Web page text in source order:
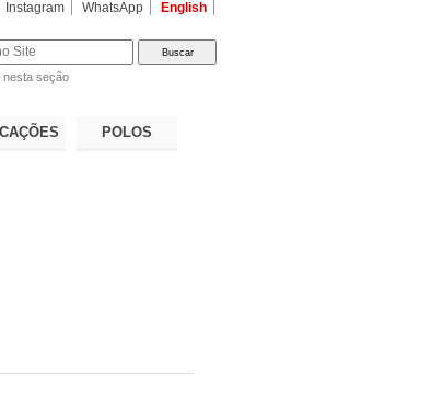
Instagram WhatsApp English
nesta seção
POLOS